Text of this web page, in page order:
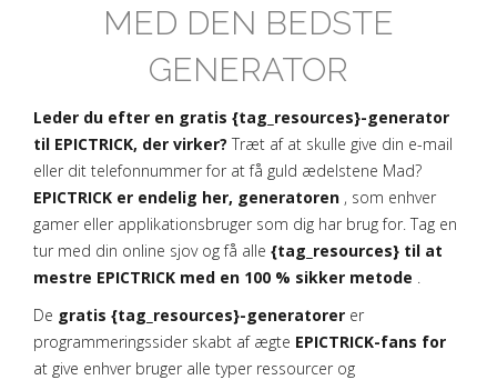
MED DEN BEDSTE
GENERATOR
Leder du efter en gratis {tag_resources}-generator
til EPICTRICK, der virker? Træt af at skulle give din e-mail
eller dit telefonnummer for at få guld ædelstene Mad?
EPICTRICK er endelig her, generatoren , som enhver
gamer eller applikationsbruger som dig har brug for. Tag en
tur med din online sjov og få alle {tag_resources} til at
mestre EPICTRICK med en 100 % sikker metode .
De gratis {tag_resources}-generatorer er
programmeringssider skabt af ægte EPICTRICK-fans for
at give enhver bruger alle typer ressourcer og